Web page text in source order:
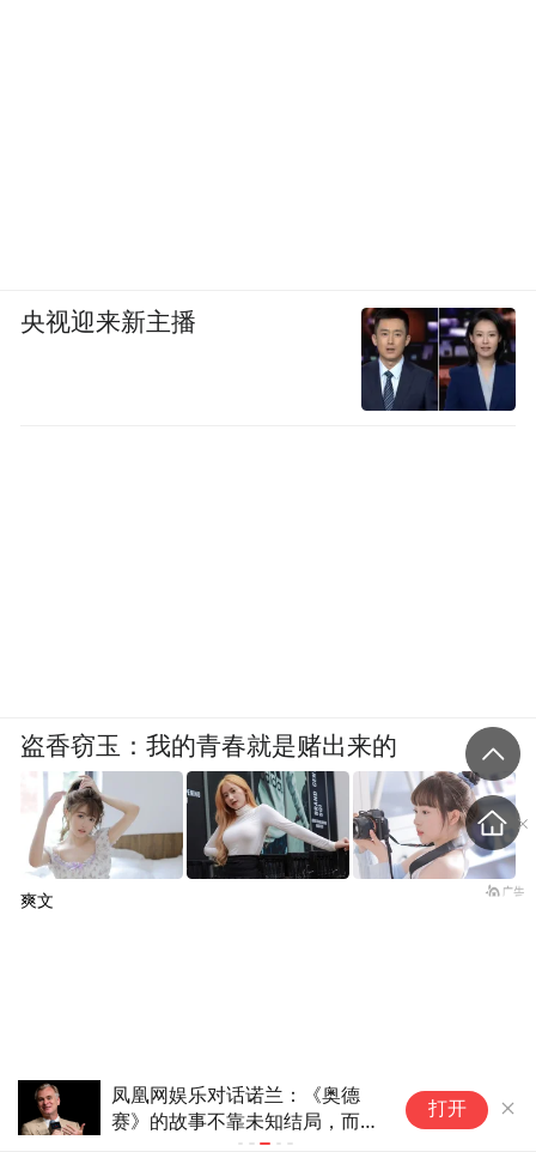
凤凰网娱乐对话诺兰：《奥德
赛》的故事不靠未知结局，而靠
抵达之前的渴望
打开
央视迎来新主播
盗香窃玉：我的青春就是赌出来的
爽文